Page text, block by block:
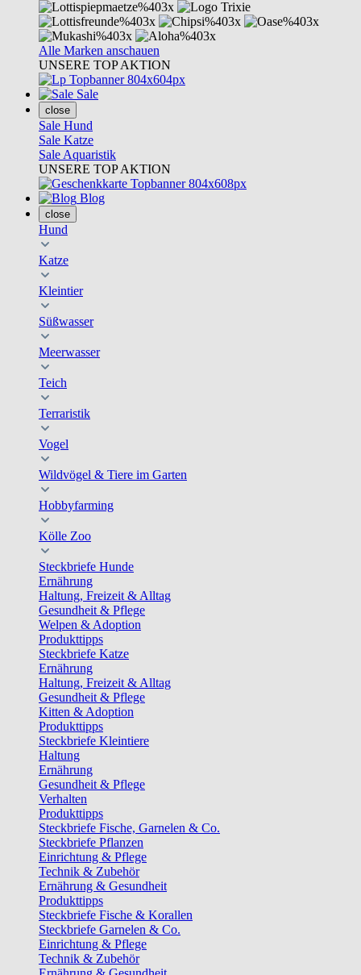
Alle Marken anschauen
UNSERE TOP AKTION
Sale
close
Sale Hund
Sale Katze
Sale Aquaristik
UNSERE TOP AKTION
Blog
close
Hund
Katze
Kleintier
Süßwasser
Meerwasser
Teich
Terraristik
Vogel
Wildvögel & Tiere im Garten
Hobbyfarming
Kölle Zoo
Steckbriefe Hunde
Ernährung
Haltung, Freizeit & Alltag
Gesundheit & Pflege
Welpen & Adoption
Produkttipps
Steckbriefe Katze
Ernährung
Haltung, Freizeit & Alltag
Gesundheit & Pflege
Kitten & Adoption
Produkttipps
Steckbriefe Kleintiere
Haltung
Ernährung
Gesundheit & Pflege
Verhalten
Produkttipps
Steckbriefe Fische, Garnelen & Co.
Steckbriefe Pflanzen
Einrichtung & Pflege
Technik & Zubehör
Ernährung & Gesundheit
Produkttipps
Steckbriefe Fische & Korallen
Steckbriefe Garnelen & Co.
Einrichtung & Pflege
Technik & Zubehör